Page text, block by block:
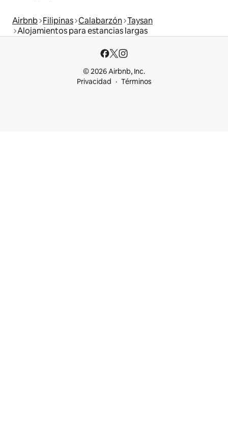
Airbnb Filipinas Calabarzón Taysan
Alojamientos para estancias largas
© 2026 Airbnb, Inc.
Privacidad
Términos